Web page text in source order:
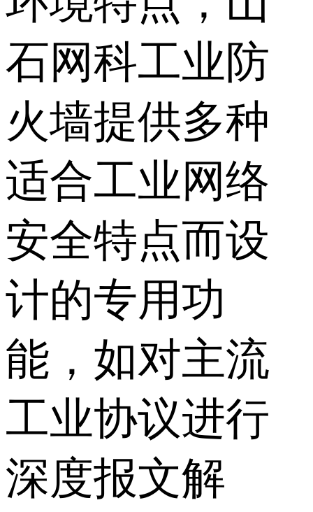
石网科工业防
火墙提供多种
适合工业网络
安全特点而设
计的专用功
能，如对主流
工业协议进行
深度报文解